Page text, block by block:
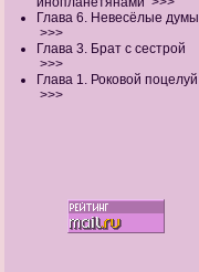
Глава 6. Невесёлые думы
>>>
Глава 3. Брат с сестрой
>>>
Глава 1. Роковой поцелуй
>>>